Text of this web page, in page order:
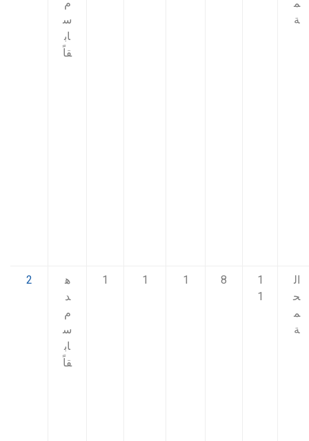
ة
س
اب
قاً
ال
ح
م
ة
1
1
8
1
1
1
ه
د
م
س
اب
قاً
2